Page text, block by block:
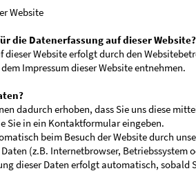
Website
die Datenerfassung auf dieser Website?
Website erfolgt durch den
Impressum dieser Website entnehmen.
dadurch erhoben, dass Sie uns diese
Sie in ein Kontaktformular eingeben.
beim Besuch der Website durch
(z.B. Internetbrowser, Betriebssystem
dieser Daten erfolgt automatisch, sobald